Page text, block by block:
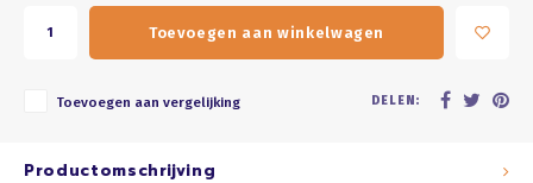
Toevoegen aan winkelwagen
Toevoegen aan vergelijking DELEN:
Productomschrijving